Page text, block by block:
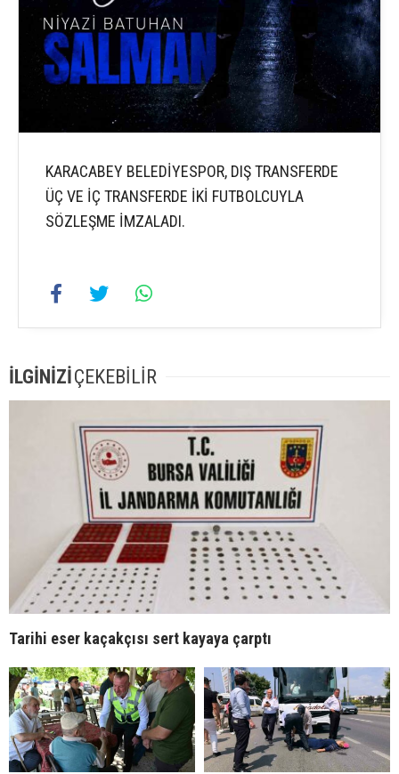
KARACABEY BELEDİYESPOR, DIŞ TRANSFERDE
ÜÇ VE İÇ TRANSFERDE İKİ FUTBOLCUYLA
SÖZLEŞME İMZALADI.
İLGİNİZİÇEKEBİLİR
Tarihi eser kaçakçısı sert kayaya çarptı